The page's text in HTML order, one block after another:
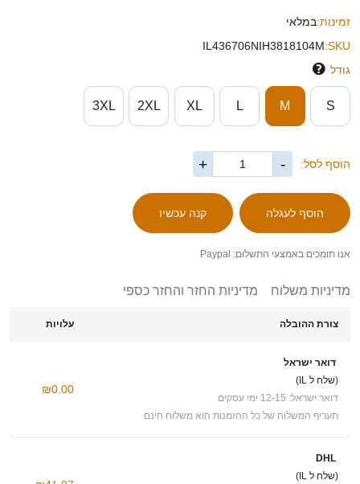
זמינות:במלאי
SKU:
IL436706NIH3818104M
גודל
S
M
L
XL
2XL
3XL
הוסף לסל: -
+
אנו תומכים באמצעי התשלום: Paypal
מדיניות משלוח מדיניות החזר והחזר כספי
צורת ההובלה עלויות
דואר ישראל
(שלח ל IL)
דואר ישראל: 12-15 ימי עסקים
תעריף המשלוח של כל ההזמנות הוא משלוח חינם
₪0.00
DHL
(שלח ל IL)